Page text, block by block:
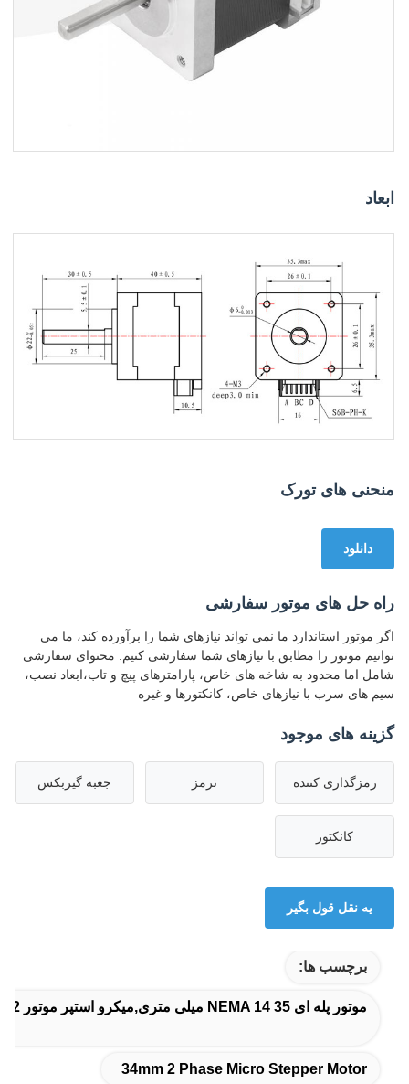
ابعاد
منحنی های تورک
دانلود
راه حل های موتور سفارشی
اگر موتور استاندارد ما نمی تواند نیازهای شما را برآورده کند، ما می
توانیم موتور را مطابق با نیازهای شما سفارشی کنیم. محتوای سفارشی
شامل اما محدود به شاخه های خاص، پارامترهای پیچ و تاب،ابعاد نصب،
سیم های سرب با نیازهای خاص، کانکتورها و غیره
گزینه های موجود
رمزگذاری کننده ترمز جعبه گیربکس
کانکتور
يه نقل قول بگير
برچسب ها:
موتور پله ای NEMA 14 35 میلی متری,میکرو استپر موتور 2 فاز 34 میلی متری,1A NEMA 14 Stepper Motor 35mm
34mm 2 Phase Micro Stepper Motor